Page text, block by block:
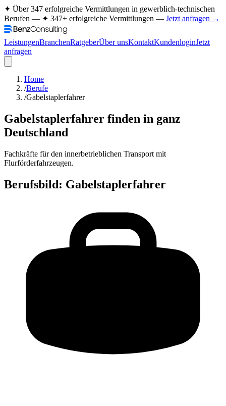
✦ Über 347 erfolgreiche Vermittlungen in gewerblich-technischen
Berufen — ✦ 347+ erfolgreiche Vermittlungen — Jetzt anfragen →
LeistungenBranchenRatgeberÜber unsKontaktKundenloginJetzt
anfragen
Home
/Berufe
/Gabelstaplerfahrer
Gabelstaplerfahrer finden in ganz
Deutschland
Fachkräfte für den innerbetrieblichen Transport mit
Flurförderfahrzeugen.
Berufsbild: Gabelstaplerfahrer